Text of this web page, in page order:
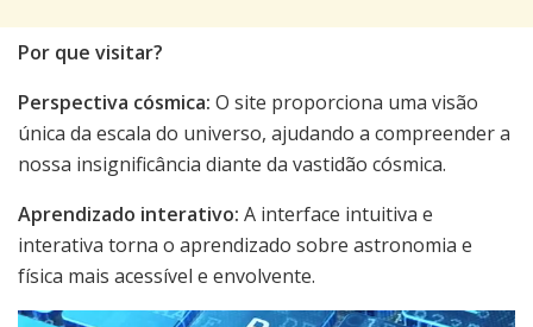
Por que visitar?
Perspectiva cósmica: O site proporciona uma visão
única da escala do universo, ajudando a compreender a
nossa insignificância diante da vastidão cósmica.
Aprendizado interativo: A interface intuitiva e
interativa torna o aprendizado sobre astronomia e
física mais acessível e envolvente.